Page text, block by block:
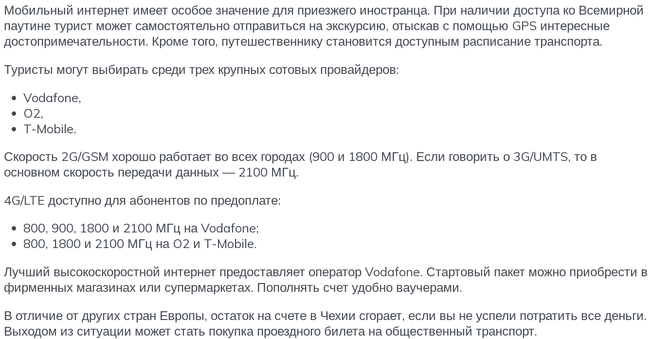
Мобильный интернет имеет особое значение для приезжего иностранца. При наличии доступа ко Всемирной
паутине турист может самостоятельно отправиться на экскурсию, отыскав с помощью GPS интересные
достопримечательности. Кроме того, путешественнику становится доступным расписание транспорта.
Туристы могут выбирать среди трех крупных сотовых провайдеров:
Vodafone,
O2,
T-Mobile.
Скорость 2G/GSM хорошо работает во всех городах (900 и 1800 МГц). Если говорить о 3G/UMTS, то в
основном скорость передачи данных — 2100 МГц.
4G/LTE доступно для абонентов по предоплате:
800, 900, 1800 и 2100 МГц на Vodafone;
800, 1800 и 2100 МГц на O2 и T-Mobile.
Лучший высокоскоростной интернет предоставляет оператор Vodafone. Стартовый пакет можно приобрести в
фирменных магазинах или супермаркетах. Пополнять счет удобно ваучерами.
В отличие от других стран Европы, остаток на счете в Чехии сгорает, если вы не успели потратить все деньги.
Выходом из ситуации может стать покупка проездного билета на общественный транспорт.